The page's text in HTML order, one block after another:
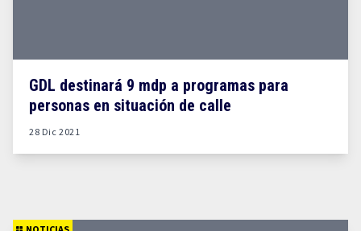
GDL destinará 9 mdp a programas para
personas en situación de calle
28 Dic 2021